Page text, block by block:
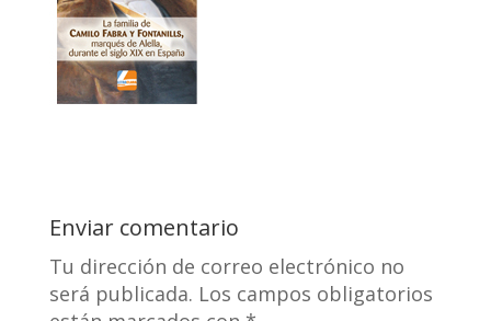
Enviar comentario
Tu dirección de correo electrónico no
será publicada. Los campos obligatorios